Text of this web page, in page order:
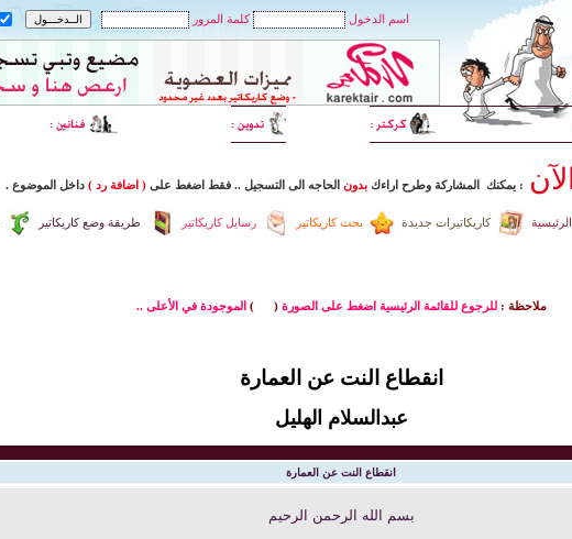
اسم الدخول كلمة المرور
الآن : يمكنك المشاركة وطرح اراءك بدون الحاجه الى التسجيل .. فقط اضغط على ( اضافة رد ) داخل الموضوع .
طريقة وضع كاريكاتير رسايل كاريكاتير بحث كاريكاتير كاريكاتيرات جديدة الرئيسية
ملاحظة : للرجوع للقائمة الرئيسية اضغط على الصورة(
) الموجودة في الأعلى ..
انقطاع النت عن العمارة
عبدالسلام الهليل
انقطاع النت عن العمارة
بسم الله الرحمن الرحيم